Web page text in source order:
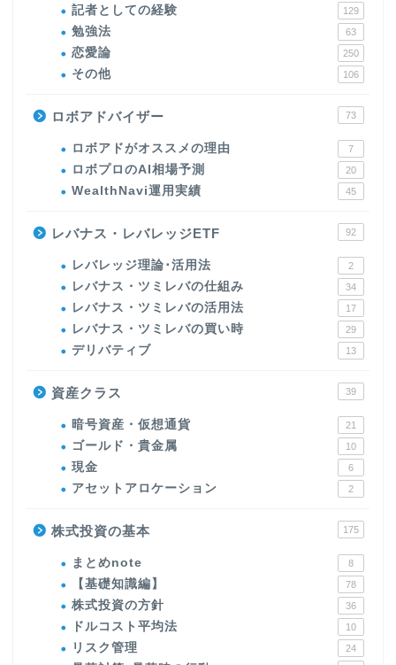
記者としての経験 129
勉強法 63
恋愛論 250
その他 106
ロボアドバイザー 73
ロボアドがオススメの理由 7
ロボプロのAI相場予測 20
WealthNavi運用実績 45
レバナス・レバレッジETF 92
レバレッジ理論･活用法 2
レバナス・ツミレバの仕組み 34
レバナス・ツミレバの活用法 17
レバナス・ツミレバの買い時 29
デリバティブ 13
資産クラス 39
暗号資産・仮想通貨 21
ゴールド・貴金属 10
現金 6
アセットアロケーション 2
株式投資の基本 175
まとめnote 8
【基礎知識編】 78
株式投資の方針 36
ドルコスト平均法 10
リスク管理 24